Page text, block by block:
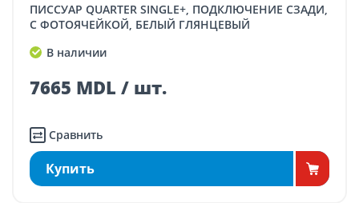
ПИССУАР QUARTER SINGLE+, ПОДКЛЮЧЕНИЕ СЗАДИ,
С ФОТОЯЧЕЙКОЙ, БЕЛЫЙ ГЛЯНЦЕВЫЙ
В наличии
7665 MDL / шт.
Сравнить
Купить